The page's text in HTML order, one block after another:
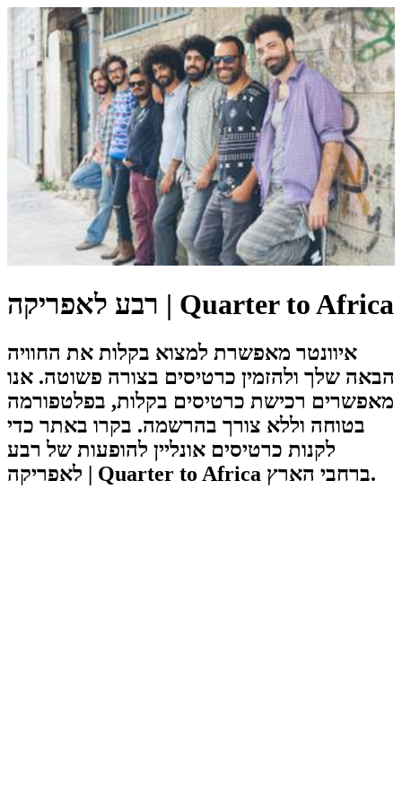
רבע לאפריקה | Quarter to Africa
איוונטר מאפשרת למצוא בקלות את החוויה
הבאה שלך ולהזמין כרטיסים בצורה פשוטה. אנו
מאפשרים רכישת כרטיסים בקלות, בפלטפורמה
בטוחה וללא צורך בהרשמה. בקרו באתר כדי
לקנות כרטיסים אונליין להופעות של רבע
לאפריקה | Quarter to Africa ברחבי הארץ.